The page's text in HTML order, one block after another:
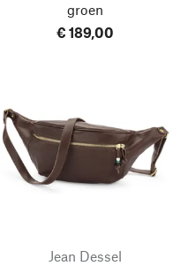
groen
€ 189,00
Jean Dessel